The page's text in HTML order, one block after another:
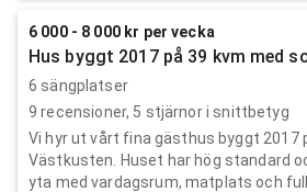
6 000 - 8 000 kr per vecka
Hus byggt 2017 på 39 kvm med
6 sängplatser
9 recensioner, 5 stjärnor i snittbetyg
Vi hyr ut vårt fina gästhus byggt 2017
Västkusten. Huset har hög standard
yta med vardagsrum, matplats och